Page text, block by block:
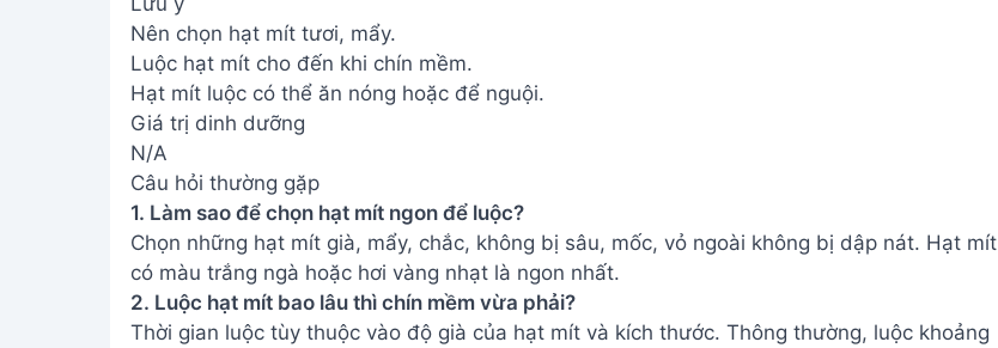
Nên chọn hạt mít tươi, mẩy.
Luộc hạt mít cho đến khi chín mềm.
Hạt mít luộc có thể ăn nóng hoặc để nguội.
Giá trị dinh dưỡng
N/A
Câu hỏi thường gặp
1. Làm sao để chọn hạt mít ngon để luộc?
Chọn những hạt mít già, mẩy, chắc, không bị sâu, mốc, vỏ ngoài không bị dập nát. Hạt mít
có màu trắng ngà hoặc hơi vàng nhạt là ngon nhất.
2. Luộc hạt mít bao lâu thì chín mềm vừa phải?
Thời gian luộc tùy thuộc vào độ già của hạt mít và kích thước. Thông thường, luộc khoảng